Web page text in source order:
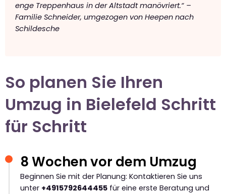
enge Treppenhaus in der Altstadt manövriert.“ –
Familie Schneider, umgezogen von Heepen nach
Schildesche
So planen Sie Ihren
Umzug in Bielefeld Schritt
für Schritt
8 Wochen vor dem Umzug
Beginnen Sie mit der Planung: Kontaktieren Sie uns
unter +4915792644455 für eine erste Beratung und